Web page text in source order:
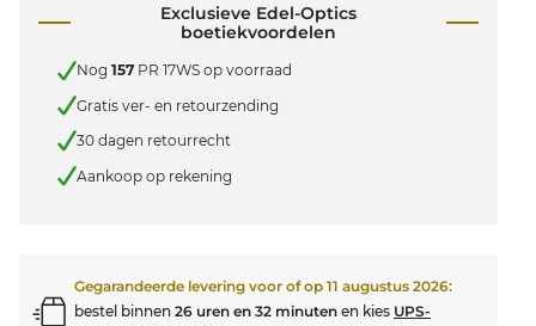
Exclusieve Edel-Optics
boetiekvoordelen
Nog 157 PR 17WS op voorraad
Gratis ver- en retourzending
30 dagen retourrecht
Aankoop op rekening
Gegarandeerde levering voor of op 11 augustus 2026:
bestel binnen 26 uren en 32 minuten en kies UPS-